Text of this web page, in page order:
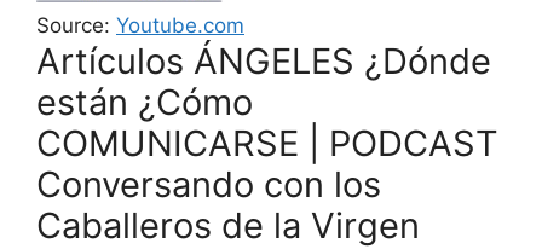
Source: Youtube.com
Artículos ÁNGELES ¿Dónde
están ¿Cómo
COMUNICARSE | PODCAST
Conversando con los
Caballeros de la Virgen